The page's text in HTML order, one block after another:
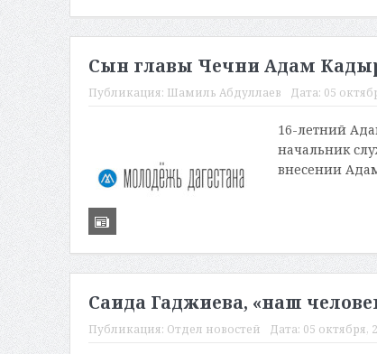
Сын главы Чечни Адам
Публикация: Шамиль Абдуллаев Дата: 05
16-летний
начальник
внесении
Саида Гаджиева, «наш
Публикация: Отдел новостей Дата: 05 октября,